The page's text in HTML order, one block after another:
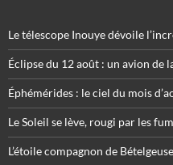
Le télescope Inouye dévoile
Éclipse du 12 août : un avion de
Éphémérides : le ciel du mois
Le Soleil se lève, rougi par les
L’étoile compagnon de